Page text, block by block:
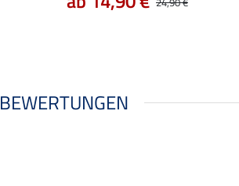
BEWERTUNGEN